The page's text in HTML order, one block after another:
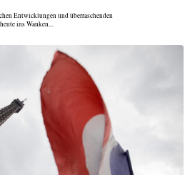
Entwicklungen und überraschenden
ins Wanken...